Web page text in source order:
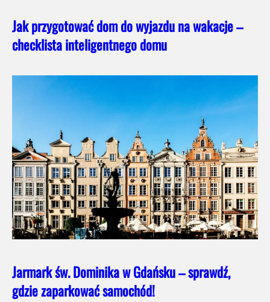
Jak przygotować dom do wyjazdu na wakacje –
checklista inteligentnego domu
Jarmark św. Dominika w Gdańsku – sprawdź,
gdzie zaparkować samochód!